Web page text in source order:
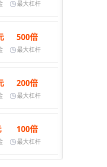
最大杠杆
500倍
最大杠杆
200倍
最大杠杆
100倍
最大杠杆